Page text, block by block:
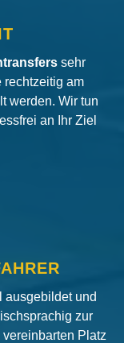
sehr
rechtzeitig am
werden. Wir tun
an Ihr Ziel
ausgebildet und
zur
Platz